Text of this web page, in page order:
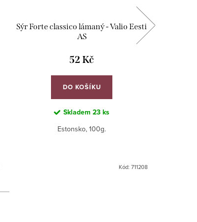
Sýr Forte classico lámaný - Valio Eesti
AS
52 Kč
DO KOŠÍKU
Skladem 23 ks
Estonsko, 100g.
Kód: 711208